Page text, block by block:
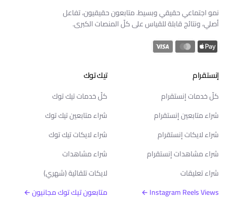
نمو اجتماعي حقيقي وبسيط. متابعون حقيقيون، تفاعل
أصلي، ونتائج قابلة للقياس على كلّ المنصات الكبرى.
إنستقرام
كلّ خدمات إنستقرام
شراء متابعين إنستقرام
شراء لايكات إنستقرام
شراء مشاهدات إنستقرام
شراء تعليقات
Instagram Reels Views ←
تيك توك
كلّ خدمات تيك توك
شراء متابعين تيك توك
شراء لايكات تيك توك
شراء مشاهدات
لايكات تلقائية (شهري)
متابعون تيك توك مجانيون ←